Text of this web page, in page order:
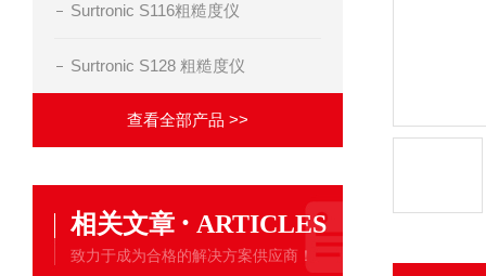
Surtronic S116粗糙度仪
Surtronic S128 粗糙度仪
查看全部产品 >>
相关文章 · ARTICLES
致力于成为合格的解决方案供应商！